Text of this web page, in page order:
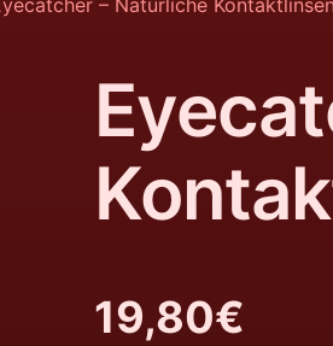
– Natürliche
19,80€